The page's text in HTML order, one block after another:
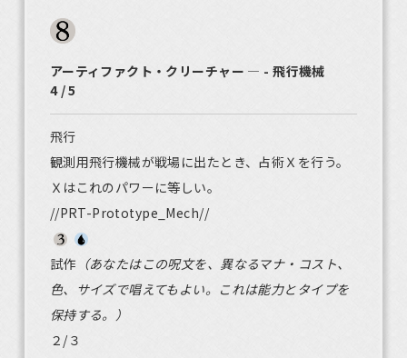
アーティファクト・クリーチャー ― - 飛行機械
4 / 5
飛行
観測用飛行機械が戦場に出たとき、占術Ｘを行う。
Ｘはこれのパワーに等しい。
//PRT-Prototype_Mech//
試作 （あなたはこの呪文を、異なるマナ・コスト、
色、サイズで唱えてもよい。これは能力とタイプを
保持する。）
２/３